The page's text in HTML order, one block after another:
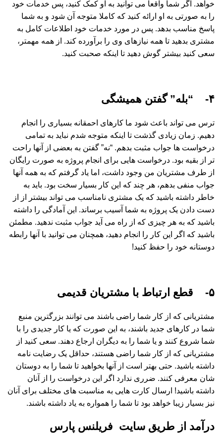
خواهد. اگر شما واقعا می توانید به او کمک کنید، پس خدمات خود
را به صورتی به او ارائه کنید که کاملا متوجه آن شود و به شما
پاسخ مناسب بدهد. پس در مورد خدمات خود اطلاعات کامل به
مشتری بدهید تا همه نیازهای وی را برآورده کند. از همه مهمتر،
سعی کنید بیشتر گوش دهید تا اینکه صحبت کنید.
۴- “بله” گفتن همیشگی
ترس می تواند باعث شود ما کارهای احمقانه بسیاری را انجام
دهیم. زمان زیادی گذشت تا اینکه متوجه شدم نباید به تمامی
درخواست ها جواب مثبت بدهم. “نه” گفتن به بعضی از آنها راحت
تر از بقیه بود. درخواست هایی برای انجام پروژه به صورت رایگان
از طرف مشتریان من وجود داشت، اما یاد گرفتم که به همه آنها
جواب منفی بدهم، هر چند که این کار بسیار سخت بود. باید به
خاطر داشته باشید که یک مشتری نامناسب می تواند بیشتر از از
دست دادن یک پروژه به شما آسیب برساند. این آمادگی را داشته
باشید که به هر چیزی که از راه می آید جواب مثبت ندهید. مطمئن
باشید که اگر این کار را انجام دهید، همچنان می توانید با آنها رابطه
دوستانه خود را حفظ کنید!
۵- قطع ارتباط با مشتریان قدیمی
مشتریانی که از کار شما راضی باشند می توانند بزرگترین منبع
شما در کارهای جدید باشند، به این صورت که یا کار جدیدی را با
شما شروع کنند و یا شما را به دیگران ارجاع دهند. سعی کنید از
مشتریانی که از کار شما راضی هستند، حداقل یک رضایت نامه
داشته باشید. حتی بهتر است از آنها بخواهید تا شما را به دوستان
شان معرفی کنند. ضرری ندارد اگر این درخواست را از آنان
داشته باشید! ارسال کارت هایی به مناسبت های مختلف برای آنان
نیز بسیار زیبا خواهد بود تا شما را همواره به یاد داشته باشند.
درآمد از طریق سایت فریلنس پارس